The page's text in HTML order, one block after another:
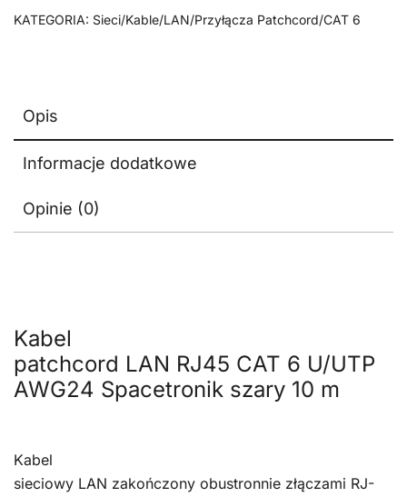
KATEGORIA: Sieci/Kable/LAN/Przyłącza Patchcord/CAT 6
Opis
Informacje dodatkowe
Opinie (0)
Kabel
patchcord LAN RJ45 CAT 6 U/UTP
AWG24 Spacetronik szary 10 m
Kabel
sieciowy LAN zakończony obustronnie złączami RJ-